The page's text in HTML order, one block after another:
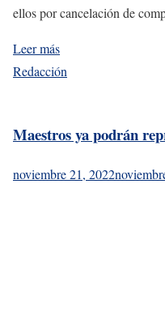
ellos por cancelación de
Leer más
Redacción
Maestros ya podrán
noviembre 21, 2022